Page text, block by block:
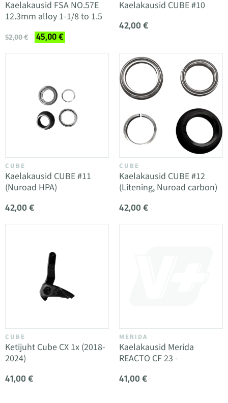
Kaelakausid FSA NO.57E
12.3mm alloy 1-1/8 to 1.5
52,00 € 45,00 €
Kaelakausid CUBE #10
42,00 €
CUBE
Kaelakausid CUBE #11
(Nuroad HPA)
42,00 €
CUBE
Kaelakausid CUBE #12
(Litening, Nuroad carbon)
42,00 €
CUBE
Ketijuht Cube CX 1x (2018-
2024)
41,00 €
MERIDA
Kaelakausid Merida
REACTO CF 23 -
41,00 €